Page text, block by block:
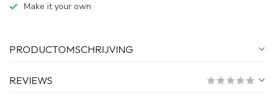
Make it your own
PRODUCTOMSCHRIJVING
REVIEWS